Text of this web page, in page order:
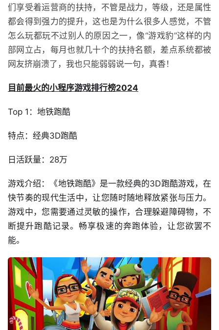
们享受着运营商的扶持，不管是战力，等级，还是属性
都会得到强力的提升，这也是为什么很多人感觉，不管
怎么玩都玩不过别人的原因之一，像“游戏豹”这样的内
部网立占，每月也就几十个的扶持名额，差点系统都被
网友挤崩溃了，我也只能弱弱说一句，真香！
目前最火的小程序游戏排行榜2024
Top 1：地铁跑酷
特点：经典3D跑酷
日活跃量：28万
游戏介绍：《地铁跑酷》是一款经典的3D跑酷游戏，在
快节奏的现代生活中，让您随时随地释放紧张与压力。
游戏中，您需要通过灵敏的操作，合理躲避障碍物，不
断提升跑酷记录。畅享极速的奔跑体验，让您欲罢不
能。